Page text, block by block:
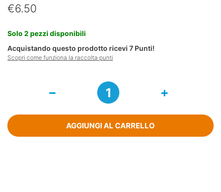
€6.50
Solo 2 pezzi disponibili
Acquistando questo prodotto ricevi 7 Punti!
Scopri come funziona la raccolta punti
Flaconcino
133ml
quantità
AGGIUNGI AL CARRELLO